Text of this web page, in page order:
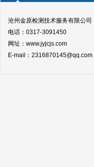
沧州金原检测技术服务有限公司
电话：0317-3091450
网址：www.jyjcjs.com
E-mail：2316870145@qq.com